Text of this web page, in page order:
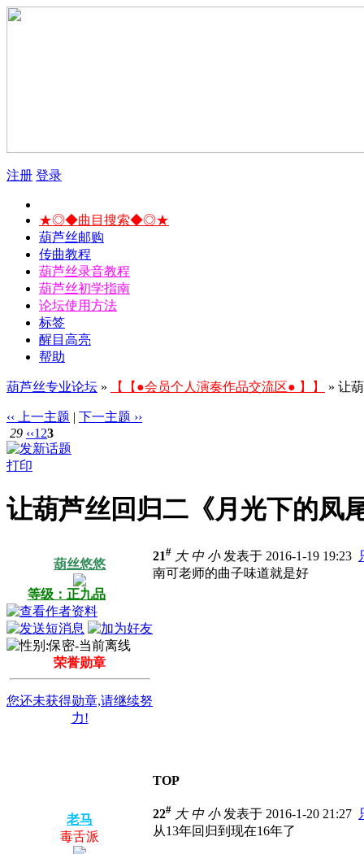
注册 登录
★◎◆曲目搜索◆◎★
葫芦丝邮购
传曲教程
葫芦丝录音教程
葫芦丝初学指南
论坛使用方法
标签
醒目高亮
帮助
葫芦丝专业论坛 » 【【●会员个人演奏作品交流区● 】】 » 让
‹‹ 上一主题 | 下一主题 ››
29 ‹‹1 23
打印
让葫芦丝回归二《月光下的凤
葫丝悠悠
等级：正九品
荣誉勋章
您还未获得勋章,请继续努
力!
21# 大 中 小发表于 2016-1-19 19:23
南可老师的曲子味道就是好
TOP
老马
毒舌派
22# 大 中 小发表于 2016-1-20 21:27
从13年回归到现在16年了